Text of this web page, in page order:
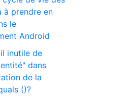
à prendre en
le
Android
inutile de
dans
de la
()?